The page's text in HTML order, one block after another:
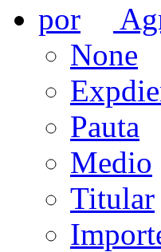
None
Pauta
Medio
Titular